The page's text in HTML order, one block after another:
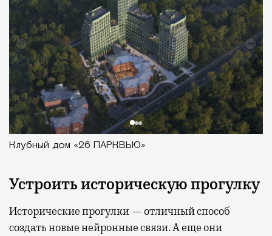
Клубный дом «26 ПАРКВЬЮ»
Устроить историческую прогулку
Исторические прогулки — отличный способ
создать новые нейронные связи. А еще они